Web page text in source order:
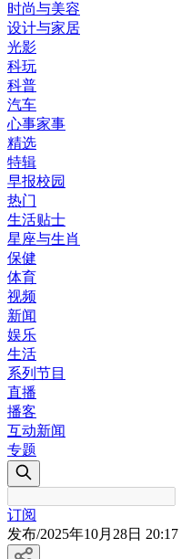
时尚与美容
设计与家居
光影
科玩
科普
汽车
心事家事
精选
特辑
早报校园
热门
生活贴士
星座与生肖
保健
体育
视频
新闻
娱乐
生活
系列节目
直播
播客
互动新闻
专题
订阅
发布/2025年10月28日 20:17